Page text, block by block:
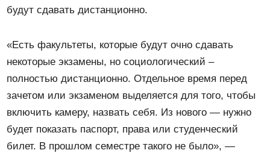
будут сдавать дистанционно.
«Есть факультеты, которые будут очно сдавать
некоторые экзамены, но социологический –
полностью дистанционно. Отдельное время перед
зачетом или экзаменом выделяется для того, чтобы
включить камеру, назвать себя. Из нового — нужно
будет показать паспорт, права или студенческий
билет. В прошлом семестре такого не было», —